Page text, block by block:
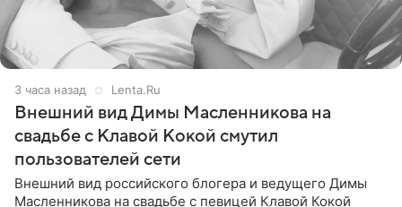
3 часа назад Lenta.Ru
Внешний вид Димы Масленникова на
свадьбе с Клавой Кокой смутил
пользователей сети
Внешний вид российского блогера и ведущего Димы
Масленникова на свадьбе с певицей Клавой Кокой